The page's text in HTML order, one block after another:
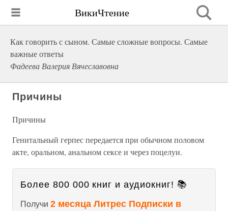
ВикиЧтение
Как говорить с сыном. Самые сложные вопросы. Самые
важные ответы
Фадеева Валерия Вячеславовна
Причины
Причины
Генитальный герпес передается при обычном половом
акте, оральном, анальном сексе и через поцелуи.
Более 800 000 книг и аудиокниг! 📚
Получи 2 месяца Литрес Подписки в